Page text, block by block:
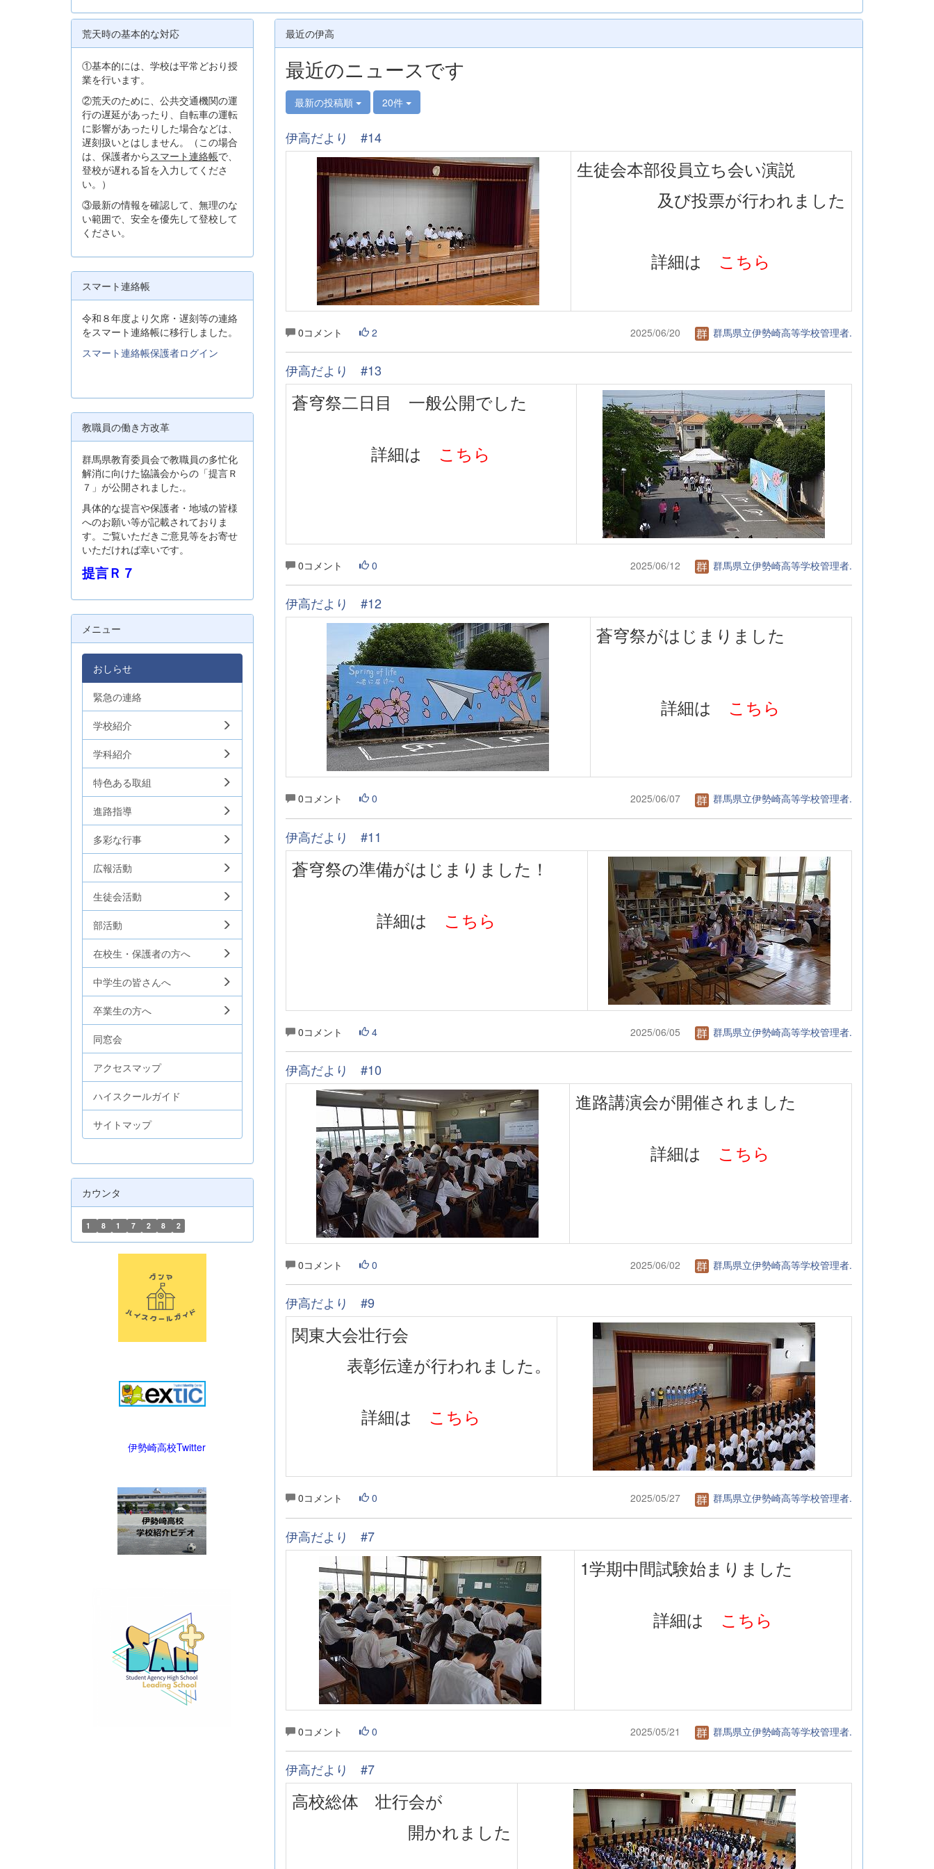
最近の伊高
最近のニュースです
最新の投稿順 20件
伊高だより #14
生徒会本部役員立ち会い演説
及び投票が行われました
詳細は こちら
0コメント 2 2025/06/20 群馬県立伊勢崎高等学校管理者.
伊高だより #13
蒼穹祭二日目 一般公開でした
詳細は こちら
0コメント 0 2025/06/12 群馬県立伊勢崎高等学校管理者.
伊高だより #12
蒼穹祭がはじまりました
詳細は こちら
0コメント 0 2025/06/07 群馬県立伊勢崎高等学校管理者.
伊高だより #11
蒼穹祭の準備がはじまりました！
詳細は こちら
0コメント 4 2025/06/05 群馬県立伊勢崎高等学校管理者.
伊高だより #10
進路講演会が開催されました
詳細は こちら
0コメント 0 2025/06/02 群馬県立伊勢崎高等学校管理者.
伊高だより #9
関東大会壮行会
表彰伝達が行われました。
詳細は こちら
0コメント 0 2025/05/27 群馬県立伊勢崎高等学校管理者.
伊高だより #7
1学期中間試験始まりました
詳細は こちら
0コメント 0 2025/05/21 群馬県立伊勢崎高等学校管理者.
伊高だより #7
高校総体 壮行会が
開かれました
荒天時の基本的な対応
①基本的には、学校は平常どおり授
業を行います。
②荒天のために、公共交通機関の運
行の遅延があったり、自転車の運転
に影響があったりした場合などは、
遅刻扱いとはしません。（この場合
は、保護者から スマート連絡帳で、
登校が遅れる旨を入力してくださ
い。）
③最新の情報を確認して、無理のな
い範囲で、安全を優先して登校して
ください。
スマート連絡帳
令和８年度より欠席・遅刻等の連絡
をスマート連絡帳に移行しました。
スマート連絡帳保護者ログイン
教職員の働き方改革
群馬県教育委員会で教職員の多忙化
解消に向けた協議会からの「提言Ｒ
７」が公開されました.。
具体的な提言や保護者・地域の皆様
へのお願い等が記載されておりま
す。ご覧いただきご意見等をお寄せ
いただければ幸いです。
提言Ｒ７
メニュー
おしらせ
緊急の連絡
学校紹介
学科紹介
特色ある取組
進路指導
多彩な行事
広報活動
生徒会活動
部活動
在校生・保護者の方へ
中学生の皆さんへ
卒業生の方へ
同窓会
アクセスマップ
ハイスクールガイド
サイトマップ
カウンタ
1 8 1 7 2 8 2
伊勢崎高校Twitter